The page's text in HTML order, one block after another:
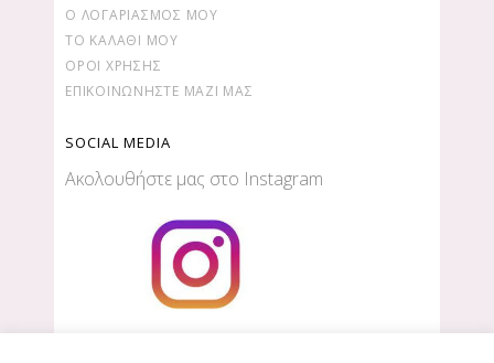
Ο ΛΟΓΑΡΙΑΣΜΌΣ ΜΟΥ
ΤΟ ΚΑΛΆΘΙ ΜΟΥ
ΌΡΟΙ ΧΡΉΣΗΣ
ΕΠΙΚΟΙΝΩΝΉΣΤΕ ΜΑΖΊ ΜΑΣ
SOCIAL MEDIA
Ακολουθήστε μας στο Instagram